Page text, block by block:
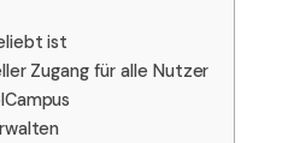
ist
Zugang für alle Nutzer